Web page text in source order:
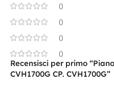
0
0
0
0
Recensisci per primo
CVH1700G CP. CVH1700G”